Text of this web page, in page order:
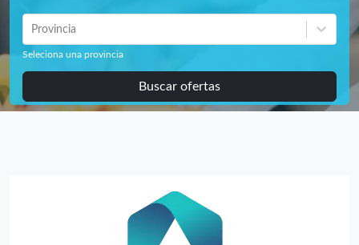
Provincia
Seleciona una provincia
Buscar ofertas